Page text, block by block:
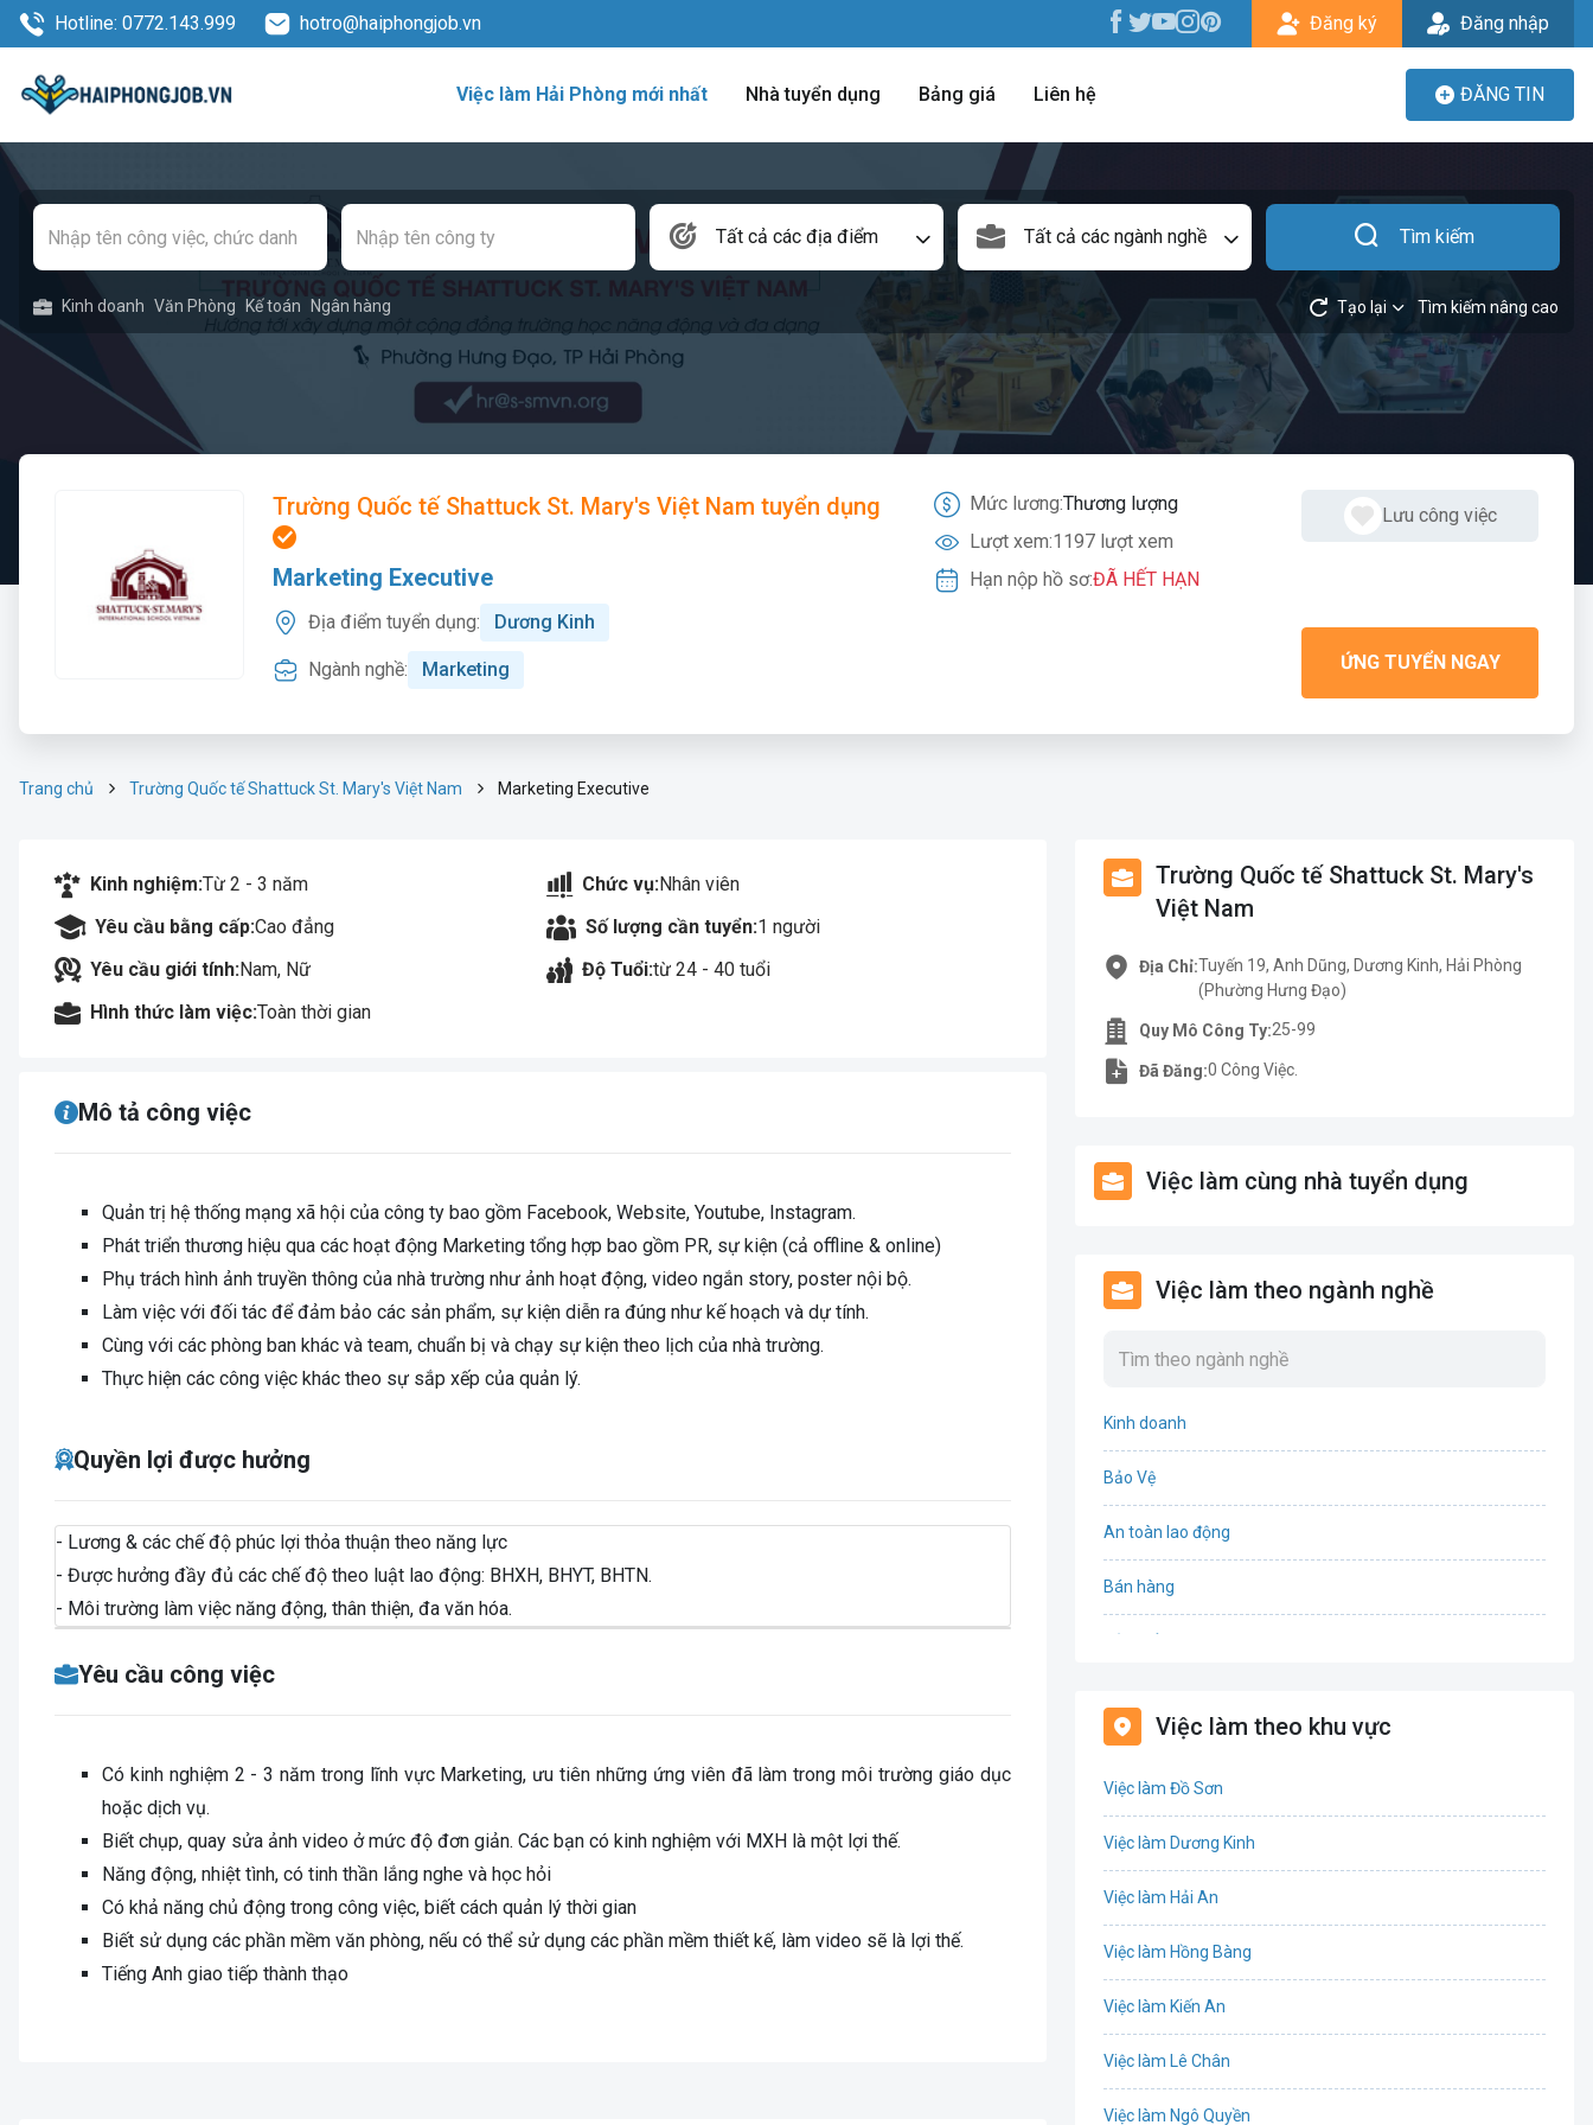
Hotline: 0772.143.999 hotro@haiphongjob.vn Đăng ký Đăng nhập
Việc làm Hải Phòng mới nhất Nhà tuyển dụng Bảng giá Liên hệ ĐĂNG TIN
Tất cả các địa điểm Tất cả các ngành nghề Tìm kiếm
Kinh doanh Văn Phòng Kế toán Ngân hàng Tạo lại Tìm kiếm nâng cao
Trường Quốc tế Shattuck St. Mary's Việt Nam tuyển dụng
Marketing Executive
Địa điểm tuyển dụng: Dương Kinh
Ngành nghề: Marketing
Mức lương:Thương lượng
Lượt xem:1197 lượt xem
Hạn nộp hồ sơ:ĐÃ HẾT HẠN
Lưu công việc
ỨNG TUYỂN NGAY
Trang chủ Trường Quốc tế Shattuck St. Mary's Việt Nam Marketing Executive
Kinh nghiệm:Từ 2 - 3 năm Chức vụ:Nhân viên
Yêu cầu bằng cấp:Cao đẳng Số lượng cần tuyển:1 người
Yêu cầu giới tính:Nam, Nữ Độ Tuổi:từ 24 - 40 tuổi
Hình thức làm việc:Toàn thời gian
Mô tả công việc
Quản trị hệ thống mạng xã hội của công ty bao gồm Facebook, Website, Youtube, Instagram.
Phát triển thương hiệu qua các hoạt động Marketing tổng hợp bao gồm PR, sự kiện (cả offline & online)
Phụ trách hình ảnh truyền thông của nhà trường như ảnh hoạt động, video ngắn story, poster nội bộ.
Làm việc với đối tác để đảm bảo các sản phẩm, sự kiện diễn ra đúng như kế hoạch và dự tính.
Cùng với các phòng ban khác và team, chuẩn bị và chạy sự kiện theo lịch của nhà trường.
Thực hiện các công việc khác theo sự sắp xếp của quản lý.
Quyền lợi được hưởng
- Lương & các chế độ phúc lợi thỏa thuận theo năng lực
- Được hưởng đầy đủ các chế độ theo luật lao động: BHXH, BHYT, BHTN.
- Môi trường làm việc năng động, thân thiện, đa văn hóa.
Yêu cầu công việc
Có kinh nghiệm 2 - 3 năm trong lĩnh vực Marketing, ưu tiên những ứng viên đã làm trong môi trường giáo dục
hoặc dịch vụ.
Biết chụp, quay sửa ảnh video ở mức độ đơn giản. Các bạn có kinh nghiệm với MXH là một lợi thế.
Năng động, nhiệt tình, có tinh thần lắng nghe và học hỏi
Có khả năng chủ động trong công việc, biết cách quản lý thời gian
Biết sử dụng các phần mềm văn phòng, nếu có thể sử dụng các phần mềm thiết kế, làm video sẽ là lợi thế.
Tiếng Anh giao tiếp thành thạo
Trường Quốc tế Shattuck St. Mary's
Việt Nam
Địa Chỉ:Tuyến 19, Anh Dũng, Dương Kinh, Hải Phòng
(Phường Hưng Đạo)
Quy Mô Công Ty:25-99
Đã Đăng:0 Công Việc.
Việc làm cùng nhà tuyển dụng
Việc làm theo ngành nghề
Kinh doanh
Bảo Vệ
An toàn lao động
Bán hàng
Biên phiên dịch
Việc làm theo khu vực
Việc làm Đồ Sơn
Việc làm Dương Kinh
Việc làm Hải An
Việc làm Hồng Bàng
Việc làm Kiến An
Việc làm Lê Chân
Việc làm Ngô Quyền